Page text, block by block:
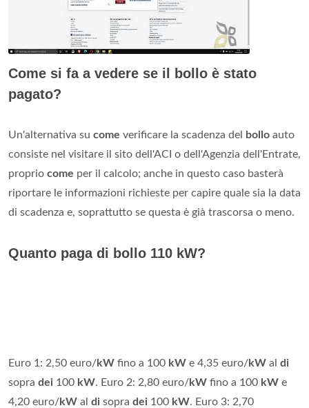
Come si fa a vedere se il bollo è stato
pagato?
Un'alternativa su come verificare la scadenza del bollo auto
consiste nel visitare il sito dell'ACI o dell'Agenzia dell'Entrate,
proprio come per il calcolo; anche in questo caso basterà
riportare le informazioni richieste per capire quale sia la data
di scadenza e, soprattutto se questa è già trascorsa o meno.
Quanto paga di bollo 110 kW?
Euro 1: 2,50 euro/kW fino a 100 kW e 4,35 euro/kW al di
sopra dei 100 kW. Euro 2: 2,80 euro/kW fino a 100 kW e
4,20 euro/kW al di sopra dei 100 kW. Euro 3: 2,70